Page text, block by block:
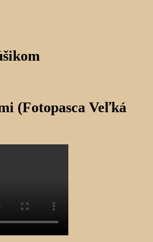
(Fotopasca Veľká